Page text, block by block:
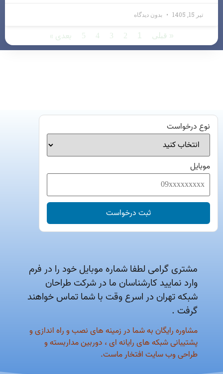
تیر 15, 1405 بدون دیدگاه
« قبلی 1
2
3
4
5 بعدی »
نوع درخواست
موبایل
ثبت درخواست
مشتری گرامی لطفا شماره موبایل خود را در فرم
وارد نمایید کارشناسان ما در شرکت طراحان
شبکه تهران در اسرع وقت با شما تماس خواهند
گرفت .
مشاوره رایگان به شما در زمینه های نصب و راه اندازی و
پشتیبانی شبکه های رایانه ای ، دوربین مداربسته و
طراحی وب سایت افتخار ماست.